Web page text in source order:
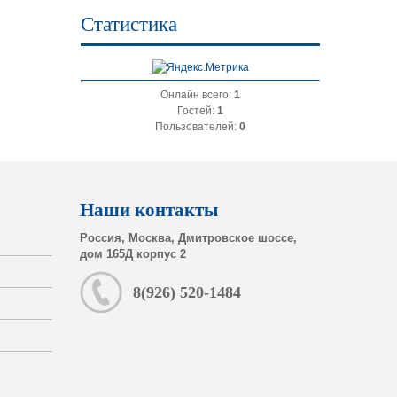
Статистика
Онлайн всего: 1
Гостей: 1
Пользователей: 0
Наши контакты
Россия, Москва, Дмитровское шоссе,
дом 165Д корпус 2
8(926) 520-1484